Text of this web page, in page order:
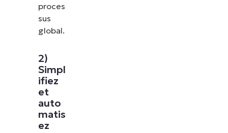
proces
sus
global.
2)
Simpl
ifiez
et
auto
matis
ez